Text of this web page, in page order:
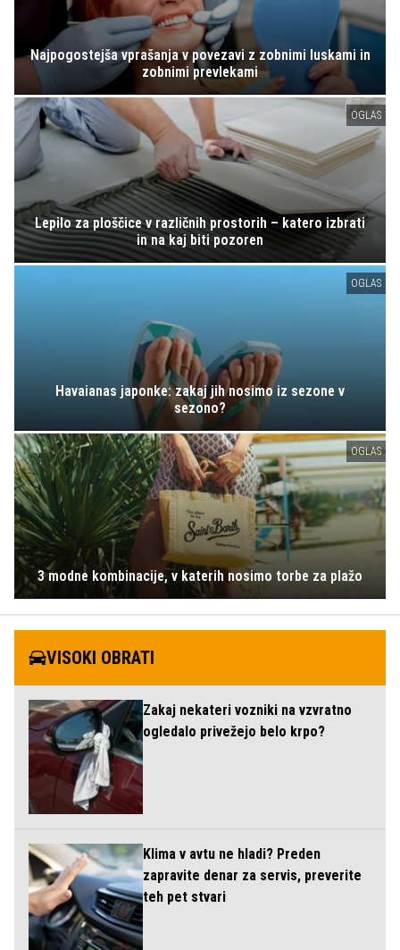
Najpogostejša vprašanja v povezavi z zobnimi luskami in
zobnimi prevlekami
OGLAS
Lepilo za ploščice v različnih prostorih – katero izbrati
in na kaj biti pozoren
OGLAS
Havaianas japonke: zakaj jih nosimo iz sezone v
sezono?
OGLAS
3 modne kombinacije, v katerih nosimo torbe za plažo
VISOKI OBRATI
Zakaj nekateri vozniki na vzvratno
ogledalo privežejo belo krpo?
Klima v avtu ne hladi? Preden
zapravite denar za servis, preverite
teh pet stvari